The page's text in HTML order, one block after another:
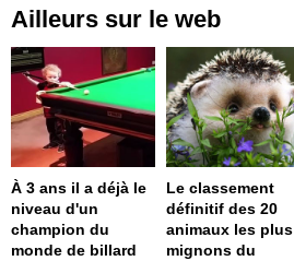
Ailleurs sur le web
À 3 ans il a déjà le
niveau d'un
champion du
monde de billard
Le classement
définitif des 20
animaux les plus
mignons du